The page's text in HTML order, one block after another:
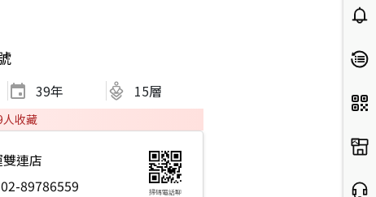
39年 15層
人收藏
連店
02-89786559 掃碼電話聊